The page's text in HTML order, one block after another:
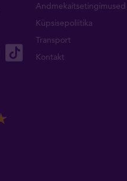
Andmekaitsetingimused
Küpsisepoliitika
Transport
Kontakt